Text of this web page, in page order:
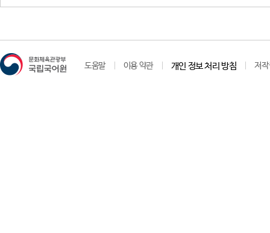
도움말 이용 약관 개인 정보 처리 방침 저